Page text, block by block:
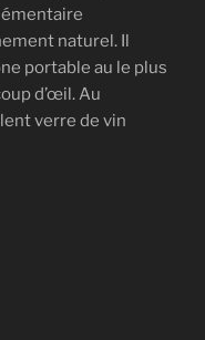
naturel. Il
portable au le plus
d’œil. Au
verre de vin